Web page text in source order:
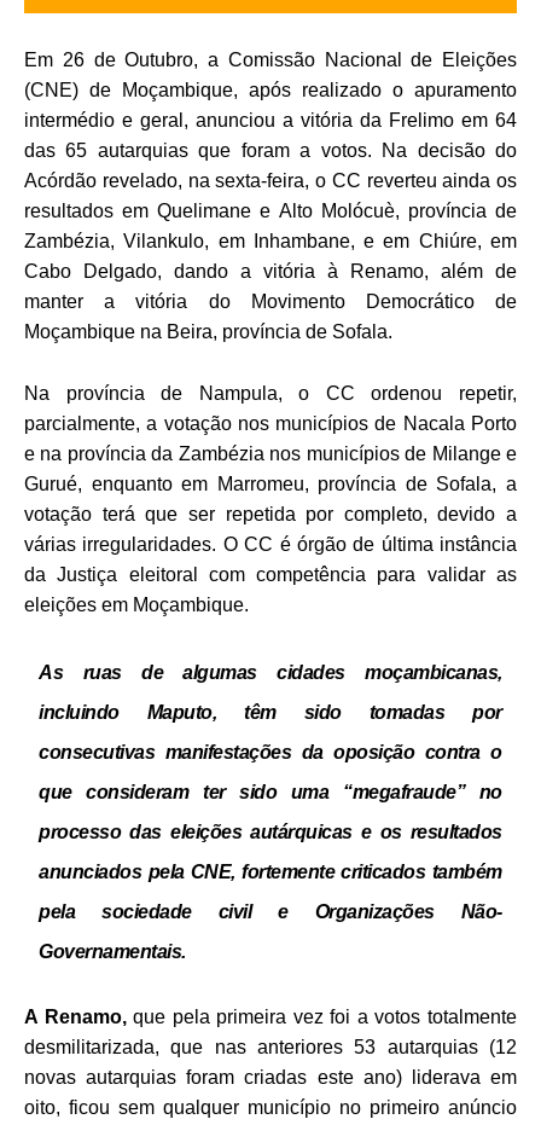
Em 26 de Outubro, a Comissão Nacional de Eleições
(CNE) de Moçambique, após realizado o apuramento
intermédio e geral, anunciou a vitória da Frelimo em 64
das 65 autarquias que foram a votos. Na decisão do
Acórdão revelado, na sexta-feira, o CC reverteu ainda os
resultados em Quelimane e Alto Molócuè, província de
Zambézia, Vilankulo, em Inhambane, e em Chiúre, em
Cabo Delgado, dando a vitória à Renamo, além de
manter a vitória do Movimento Democrático de
Moçambique na Beira, província de Sofala.
Na província de Nampula, o CC ordenou repetir,
parcialmente, a votação nos municípios de Nacala Porto
e na província da Zambézia nos municípios de Milange e
Gurué, enquanto em Marromeu, província de Sofala, a
votação terá que ser repetida por completo, devido a
várias irregularidades. O CC é órgão de última instância
da Justiça eleitoral com competência para validar as
eleições em Moçambique.
As ruas de algumas cidades moçambicanas,
incluindo Maputo, têm sido tomadas por
consecutivas manifestações da oposição contra o
que consideram ter sido uma “megafraude” no
processo das eleições autárquicas e os resultados
anunciados pela CNE, fortemente criticados também
pela sociedade civil e Organizações Não-
Governamentais.
A Renamo,que pela primeira vez foi a votos totalmente
desmilitarizada, que nas anteriores 53 autarquias (12
novas autarquias foram criadas este ano) liderava em
oito, ficou sem qualquer município no primeiro anúncio